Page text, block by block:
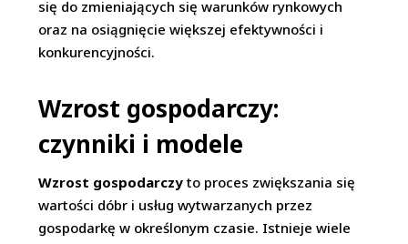
się do zmieniających się warunków rynkowych
oraz na osiągnięcie większej efektywności i
konkurencyjności.
Wzrost gospodarczy:
czynniki i modele
Wzrost gospodarczy to proces zwiększania się
wartości dóbr i usług wytwarzanych przez
gospodarkę w określonym czasie. Istnieje wiele